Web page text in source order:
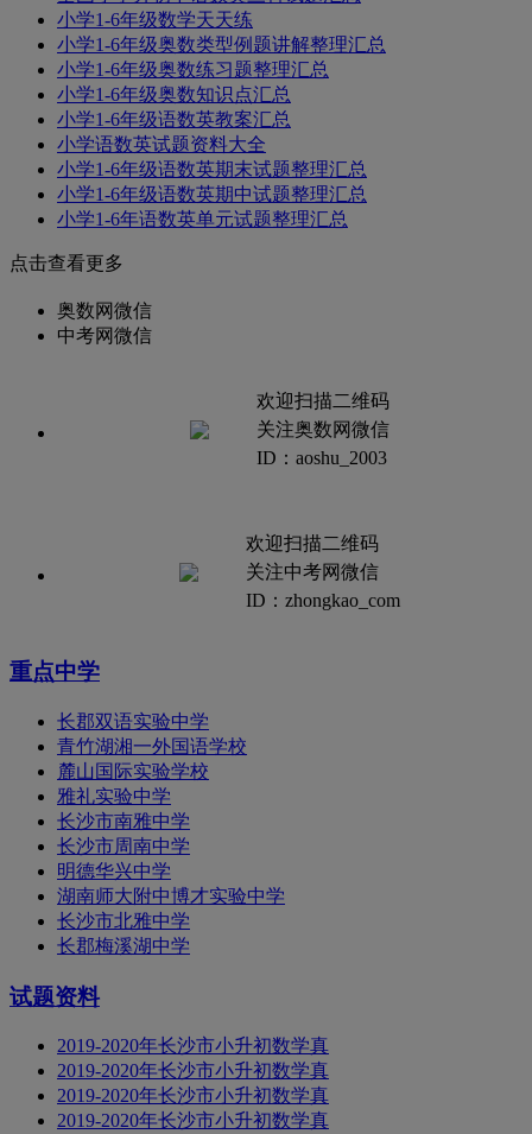
小学1-6年级数学天天练
小学1-6年级奥数类型例题讲解整理汇总
小学1-6年级奥数练习题整理汇总
小学1-6年级奥数知识点汇总
小学1-6年级语数英教案汇总
小学语数英试题资料大全
小学1-6年级语数英期末试题整理汇总
小学1-6年级语数英期中试题整理汇总
小学1-6年语数英单元试题整理汇总
点击查看更多
奥数网微信
中考网微信
欢迎扫描二维码
关注奥数网微信
ID：aoshu_2003
欢迎扫描二维码
关注中考网微信
ID：zhongkao_com
重点中学
长郡双语实验中学
青竹湖湘一外国语学校
麓山国际实验学校
雅礼实验中学
长沙市南雅中学
长沙市周南中学
明德华兴中学
湖南师大附中博才实验中学
长沙市北雅中学
长郡梅溪湖中学
试题资料
2019-2020年长沙市小升初数学真
2019-2020年长沙市小升初数学真
2019-2020年长沙市小升初数学真
2019-2020年长沙市小升初数学真